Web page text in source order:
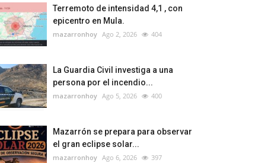
Terremoto de intensidad 4,1 , con
epicentro en Mula.
mazarronhoy Ago 2, 2026 404
La Guardia Civil investiga a una
persona por el incendio...
mazarronhoy Ago 5, 2026 400
Mazarrón se prepara para observar
el gran eclipse solar...
mazarronhoy Ago 6, 2026 397